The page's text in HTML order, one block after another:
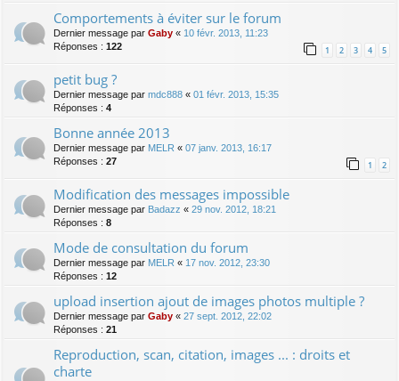
Comportements à éviter sur le forum
Dernier message par Gaby « 10 févr. 2013, 11:23
Réponses : 122 1 2 3 4 5
petit bug ?
Dernier message par mdc888 « 01 févr. 2013, 15:35
Réponses : 4
Bonne année 2013
Dernier message par MELR « 07 janv. 2013, 16:17
Réponses : 27 1 2
Modification des messages impossible
Dernier message par Badazz « 29 nov. 2012, 18:21
Réponses : 8
Mode de consultation du forum
Dernier message par MELR « 17 nov. 2012, 23:30
Réponses : 12
upload insertion ajout de images photos multiple ?
Dernier message par Gaby « 27 sept. 2012, 22:02
Réponses : 21
Reproduction, scan, citation, images ... : droits et
charte